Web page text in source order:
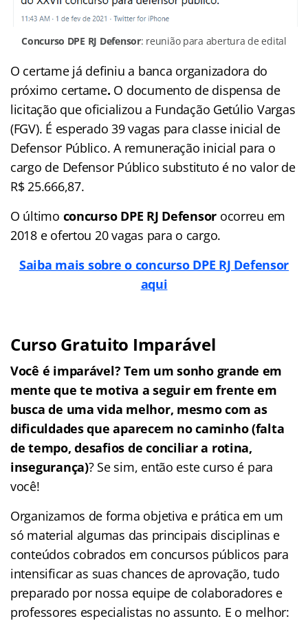
Concurso DPE RJ Defensor: reunião para abertura de edital
O certame já definiu a banca organizadora do
próximo certame. O documento de dispensa de
licitação que oficializou a Fundação Getúlio Vargas
(FGV). É esperado 39 vagas para classe inicial de
Defensor Público. A remuneração inicial para o
cargo de Defensor Público substituto é no valor de
R$ 25.666,87.
O último concurso DPE RJ Defensor ocorreu em
2018 e ofertou 20 vagas para o cargo.
Saiba mais sobre o concurso DPE RJ Defensor
aqui
Curso Gratuito Imparável
Você é imparável? Tem um sonho grande em
mente que te motiva a seguir em frente em
busca de uma vida melhor, mesmo com as
dificuldades que aparecem no caminho (falta
de tempo, desafios de conciliar a rotina,
insegurança)? Se sim, então este curso é para
você!
Organizamos de forma objetiva e prática em um
só material algumas das principais disciplinas e
conteúdos cobrados em concursos públicos para
intensificar as suas chances de aprovação, tudo
preparado por nossa equipe de colaboradores e
professores especialistas no assunto. E o melhor: